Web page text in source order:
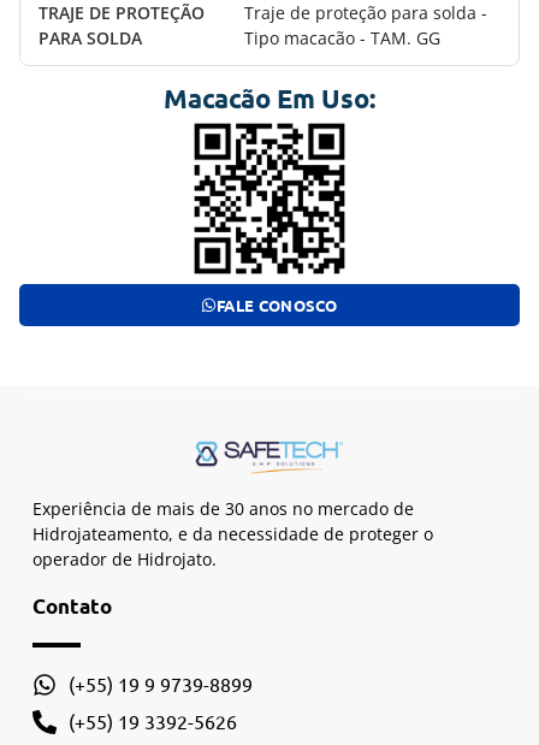
Traje de proteção para solda -
Tipo macacão - TAM. GG
Macacão Em Uso:
FALE CONOSCO
Experiência de mais de 30 anos no mercado de
Hidrojateamento, e da necessidade de proteger o
operador de Hidrojato.
Contato
(+55) 19 9 9739-8899
(+55) 19 3392-5626